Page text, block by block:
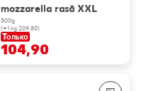
mozzarella rasă XXL
500g
(=1 kg 209.80)
Только
104,90